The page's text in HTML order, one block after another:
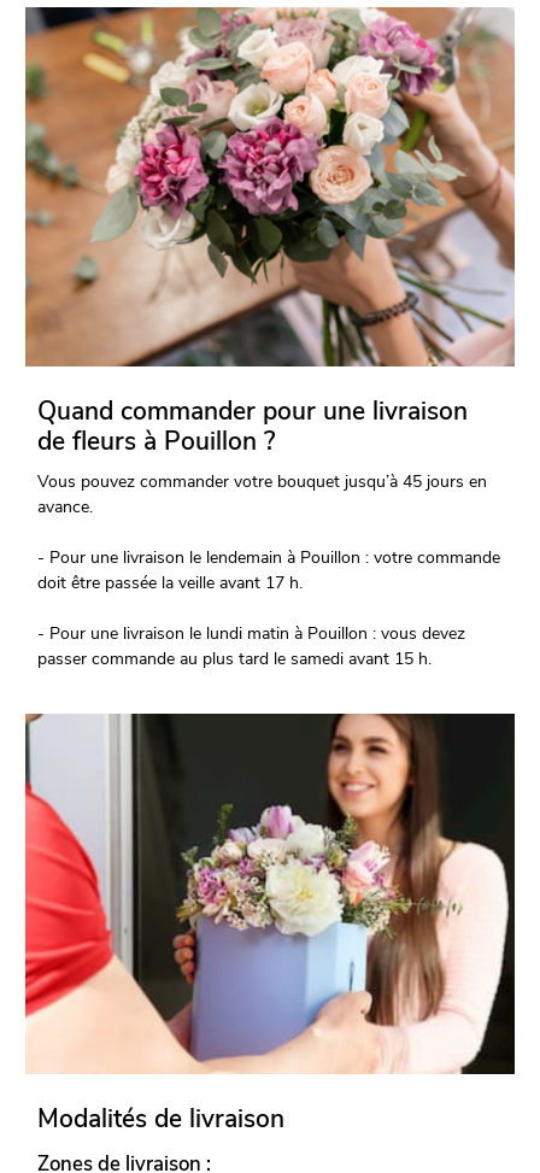
Quand commander pour une livraison
de fleurs à Pouillon ?
Vous pouvez commander votre bouquet jusqu’à 45 jours en
avance.
- Pour une livraison le lendemain à Pouillon : votre commande
doit être passée la veille avant 17 h.
- Pour une livraison le lundi matin à Pouillon : vous devez
passer commande au plus tard le samedi avant 15 h.
Modalités de livraison
Zones de livraison :